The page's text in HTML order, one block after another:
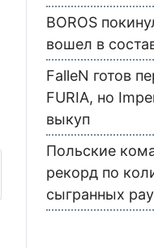
BOROS
вошел в
FalleN готов
FURIA, но
выкуп
Польские
рекорд по
сыгранных